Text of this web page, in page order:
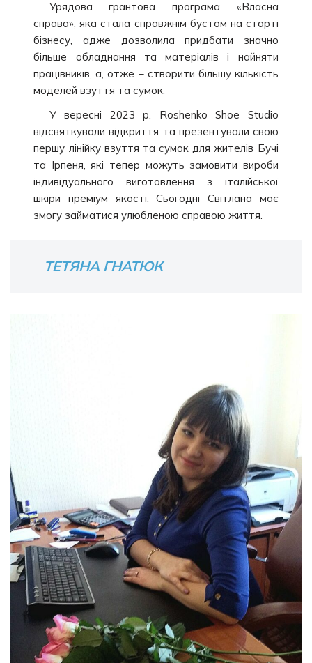
Урядова грантова програма «Власна
справа», яка стала справжнім бустом на старті
бізнесу, адже дозволила придбати значно
більше обладнання та матеріалів і найняти
працівників, а, отже – створити більшу кількість
моделей взуття та сумок.
У вересні 2023 р. Roshenko Shoe Studio
відсвяткували відкриття та презентували свою
першу лінійку взуття та сумок для жителів Бучі
та Ірпеня, які тепер можуть замовити вироби
індивідуального виготовлення з італійської
шкіри преміум якості. Сьогодні Світлана має
змогу займатися улюбленою справою життя.
ТЕТЯНА ГНАТЮК